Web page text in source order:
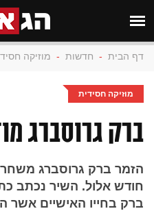
דף הבית - חדשות - מוזיקה
מוזיקה חסידית
ברק גרוסברג
הזמר ברק גרוסברג
חודש אלול. השיר נכתב
ברק בחייו האישיים אשר